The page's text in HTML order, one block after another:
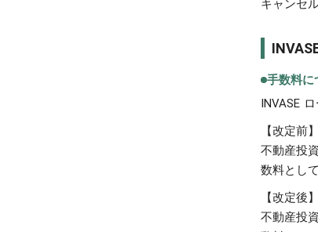
キャンセ
手数料に
INVASE
【改定前】
不動産投
数料とし
【改定後】
不動産投